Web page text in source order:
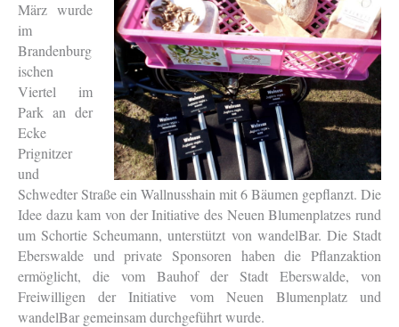
März wurde
im
Brandenburg
ischen
Viertel im
Park an der
Ecke
Prignitzer
und
Schwedter Straße ein Wallnusshain mit 6 Bäumen gepflanzt. Die
Idee dazu kam von der Initiative des Neuen Blumenplatzes rund
um Schortie Scheumann, unterstützt von wandelBar. Die Stadt
Eberswalde und private Sponsoren haben die Pflanzaktion
ermöglicht, die vom Bauhof der Stadt Eberswalde, von
Freiwilligen der Initiative vom Neuen Blumenplatz und
wandelBar gemeinsam durchgeführt wurde.